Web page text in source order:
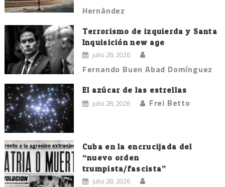
Hernández
Terrorismo de izquierda y Santa
Inquisición new age
julio 28, 2026
Fernando Buen Abad Domínguez
El azúcar de las estrellas
julio 28, 2026 Frei Betto
Cuba en la encrucijada del
“nuevo orden
trumpista/fascista”
julio 28, 2026